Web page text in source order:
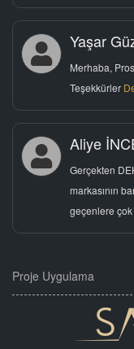
Yaşar
Merhaba,
Teşekkürler
Aliye
Gerçekten
markasının
geçenlere
Proje Uygulama